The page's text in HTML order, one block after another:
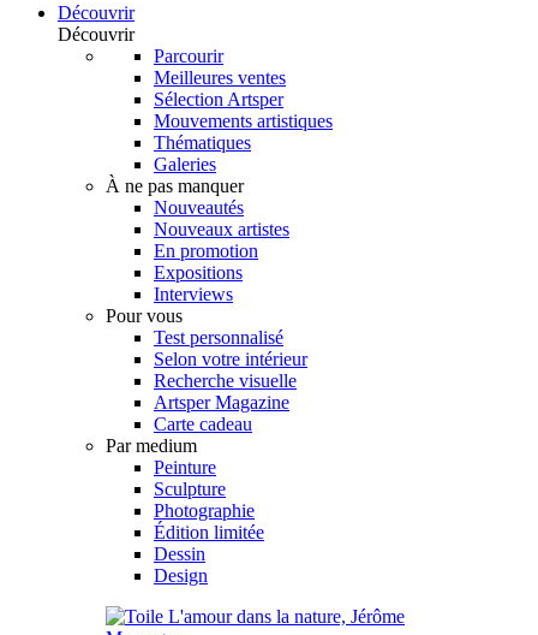
Découvrir
Découvrir
Parcourir
Meilleures ventes
Sélection Artsper
Mouvements artistiques
Thématiques
Galeries
À ne pas manquer
Nouveautés
Nouveaux artistes
En promotion
Expositions
Interviews
Pour vous
Test personnalisé
Selon votre intérieur
Recherche visuelle
Artsper Magazine
Carte cadeau
Par medium
Peinture
Sculpture
Photographie
Édition limitée
Dessin
Design